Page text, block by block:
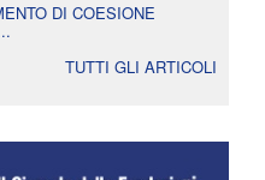
DI COESIONE
TUTTI GLI ARTICOLI